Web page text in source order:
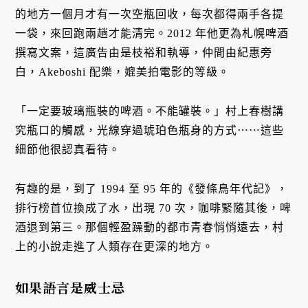
的地方一個月才有一次空瓶回收，每次都得兩手各提
一袋，來回跑兩趟才能清完。2012 年他更為札幌啤酒
撰寫文案，這廣告由是枝裕和執導，仲間由紀惠旁
白，Akeboshi 配樂，媲美拍電影的等級。
「一定要玻璃瓶裝的啤酒。不能罐裝。」村上春樹講
究瓶口的觸感，光線穿過琥珀色瓶身的方式⋯⋯這些
細節他很認真看待。
有趣的是，到了 1994 至 95 年的《發條鳥年代記》，
排行榜首位換成了水，出現 70 次，咖啡緊隨其後，啤
酒退到第三。那個輕盈躁動的都市青春悄悄遠去，村
上的小說走進了人類存在更深的地方。
如果語言是威士忌